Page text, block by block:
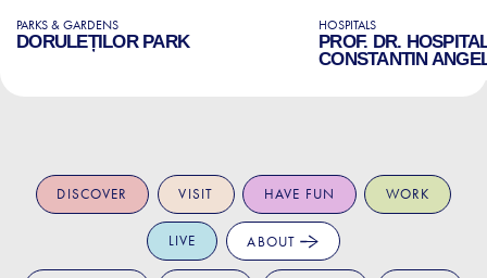
PARKS & GARDENS
DORULEȚILOR PARK
HOSPITALS
PROF. DR.
CONSTANTIN
DISCOVER VISIT HAVE FUN WORK
LIVE ABOUT